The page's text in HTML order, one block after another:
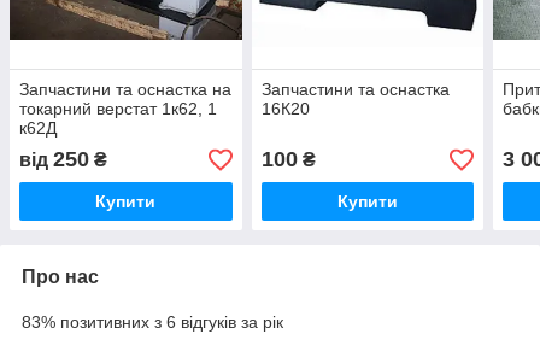
Запчастини та оснастка на
токарний верстат 1к62, 1
к62Д
від 250 ₴
Купити
Запчастини та оснастка
16К20
100₴
Купити
3
Про нас
83% позитивних з 6 відгуків за рік